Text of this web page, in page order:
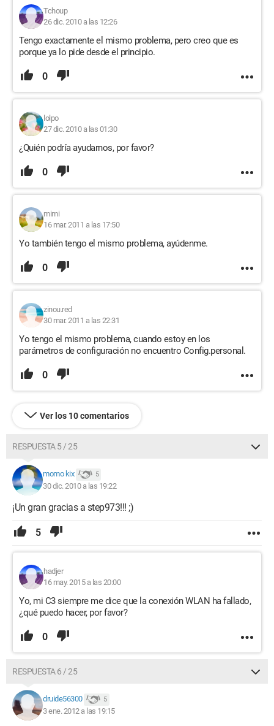
Tchoup
26 dic. 2010 a las 12:26
Tengo exactamente el mismo problema, pero creo que es
porque ya lo pide desde el principio.
0
lolpo
27 dic. 2010 a las 01:30
¿Quién podría ayudarnos, por favor?
0
mimi
16 mar. 2011 a las 17:50
Yo también tengo el mismo problema, ayúdenme.
0
zinou.red
30 mar. 2011 a las 22:31
Yo tengo el mismo problema, cuando estoy en los
parámetros de configuración no encuentro Config.personal.
0
Ver los 10 comentarios
RESPUESTA 5 / 25
momo kix 5
30 dic. 2010 a las 19:22
¡Un gran gracias a step973!!! ;)
5
hadjer
16 may. 2015 a las 20:00
Yo, mi C3 siempre me dice que la conexión WLAN ha fallado,
¿qué puedo hacer, por favor?
0
RESPUESTA 6 / 25
druide56300 5
3 ene. 2012 a las 19:15